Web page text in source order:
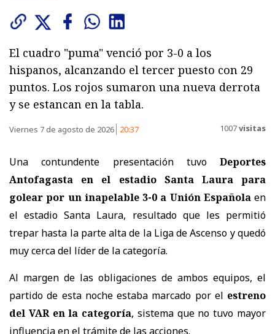
El cuadro "puma" venció por 3-0 a los
hispanos, alcanzando el tercer puesto con 29
puntos. Los rojos sumaron una nueva derrota
y se estancan en la tabla.
Viernes 7 de agosto de 2026 20:37 1007visitas
Una contundente presentación tuvo Deportes
Antofagasta en el estadio Santa Laura para
golear por un inapelable 3-0 a Unión Españolaen
el estadio Santa Laura, resultado que les permitió
trepar hasta la parte alta de la Liga de Ascenso y quedó
muy cerca del líder de la categoría.
Al margen de las obligaciones de ambos equipos, el
partido de esta noche estaba marcado por el estreno
del VAR en la categoría, sistema que no tuvo mayor
influencia en el trámite de las acciones.